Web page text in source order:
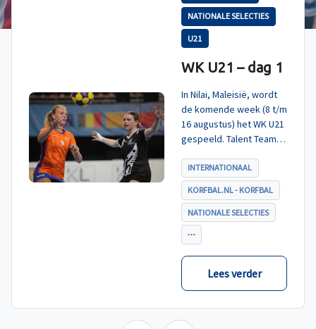
NATIONALE SELECTIES
U21
WK U21 – dag 1
In Nilai, Maleisië, wordt
de komende week (8 t/m
16 augustus) het WK U21
gespeeld. Talent TeamNL
poule A, met Nieuw-
Zeeland, Hong Kong
China en India. De eerste
wedstrijd, tegen Nieuw-
Zeeland U21, werd zoals
verwacht met ruime
cijfers gewonnen.
INTERNATIONAAL
KORFBAL.NL - KORFBAL
NATIONALE SELECTIES
Lees verder